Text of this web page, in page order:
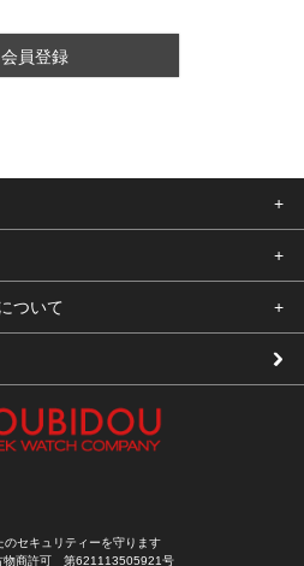
会員登録
ついて
のセキュリティーを守ります
物商許可 第621113505921号